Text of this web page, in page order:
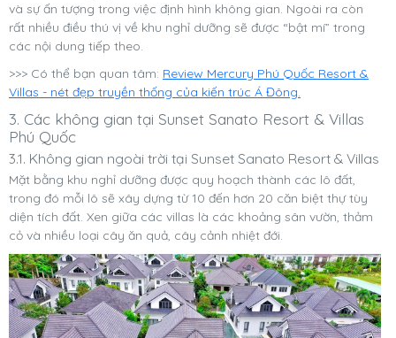
và sự ấn tượng trong việc định hình không gian. Ngoài ra còn
rất nhiều điều thú vị về khu nghỉ dưỡng sẽ được “bật mí” trong
các nội dung tiếp theo.
>>> Có thể bạn quan tâm: Review Mercury Phú Quốc Resort &
Villas - nét đẹp truyền thống của kiến trúc Á Đông.
3. Các không gian tại Sunset Sanato Resort & Villas
Phú Quốc
3.1. Không gian ngoài trời tại Sunset Sanato Resort & Villas
Mặt bằng khu nghỉ dưỡng được quy hoạch thành các lô đất,
trong đó mỗi lô sẽ xây dựng từ 10 đến hơn 20 căn biệt thự tùy
diện tích đất. Xen giữa các villas là các khoảng sân vườn, thảm
cỏ và nhiều loại cây ăn quả, cây cảnh nhiệt đới.